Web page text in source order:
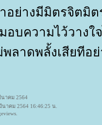
ย่างมีมิตรจิตมิต
บความไว้วางใ
พลาดพลั้งเสียทีอ
นาคม 2564
นาคม 2564 16:46:25 น.